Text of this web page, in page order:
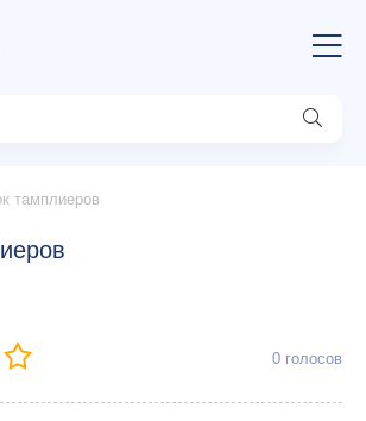
тамплиеров
0 голосов